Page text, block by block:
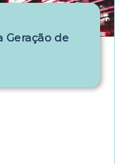
Geração de